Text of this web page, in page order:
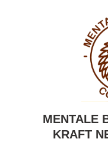
MENTALE
KRAFT